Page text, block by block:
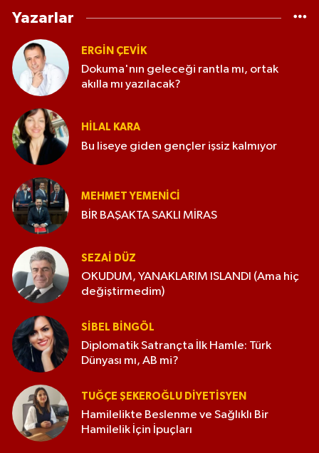
Yazarlar
ERGIN ÇEVİK
Dokuma'nın geleceği rantla mı, ortak
akılla mı yazılacak?
HILAL KARA
Bu liseye giden gençler işsiz kalmıyor
MEHMET YEMENICI
BİR BAŞAKTA SAKLI MİRAS
SEZAI DÜZ
OKUDUM, YANAKLARIM ISLANDI (Ama hiç
değiştirmedim)
SIBEL BINGÖL
Diplomatik Satrançta İlk Hamle: Türk
Dünyası mı, AB mi?
TUĞÇE ŞEKEROĞLU DIYETISYEN
Hamilelikte Beslenme ve Sağlıklı Bir
Hamilelik İçin İpuçları